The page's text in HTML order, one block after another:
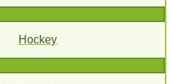
Hockey